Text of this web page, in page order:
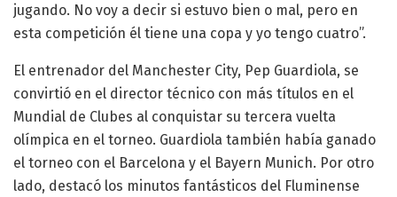
jugando. No voy a decir si estuvo bien o mal, pero en
esta competición él tiene una copa y yo tengo cuatro”.
El entrenador del Manchester City, Pep Guardiola, se
convirtió en el director técnico con más títulos en el
Mundial de Clubes al conquistar su tercera vuelta
olímpica en el torneo. Guardiola también había ganado
el torneo con el Barcelona y el Bayern Munich. Por otro
lado, destacó los minutos fantásticos del Fluminense